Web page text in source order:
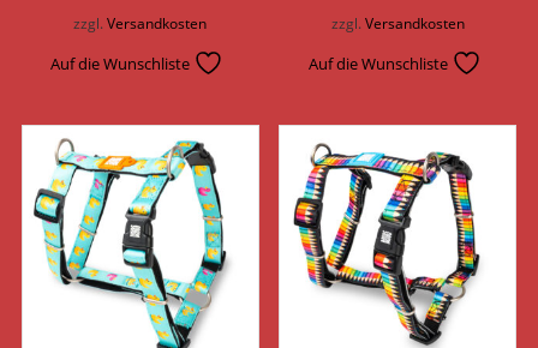
zzgl.Versandkosten
Auf die Wunschliste
zzgl. Versandkosten
Auf die Wunschliste